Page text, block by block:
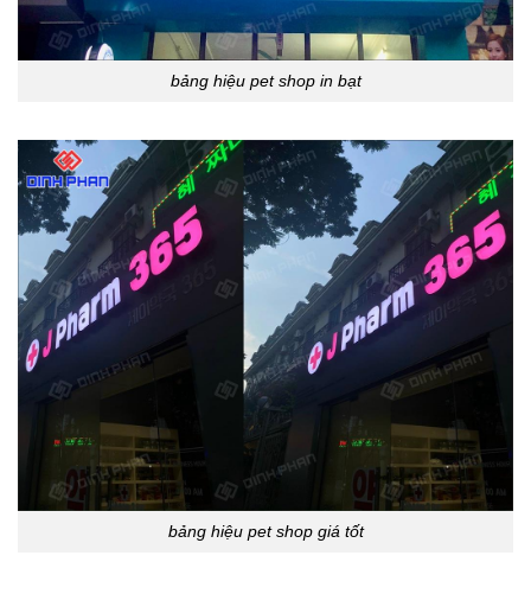
bảng hiệu pet shop in bạt
bảng hiệu pet shop giá tốt